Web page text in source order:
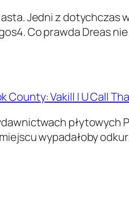
Jedni z doty­chczas
Co prawda Dreas
County: Vakill | U Call
pły­towych
wypadałoby